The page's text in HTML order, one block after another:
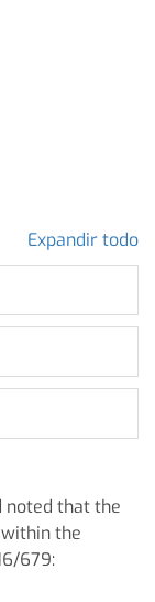
Expandir todo
noted that the
the
679: